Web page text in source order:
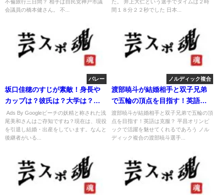
不倫旅行三日間？ 相手は自民党神戸市議
会議員の橋本健さん。 不...
た。 井上大仁という選手でタイムは２時
間１８分２２秒でした 日本...
バレー
坂口佳穂のすじが素敵！身長や
カップは？彼氏は？大学は？水
着画像！
Ads By Googleビーチの妖精と称された浅
尾美和さんはご存知ですね？現在は、現役
を引退し結婚・出産をしています。なんと
後継者がいる...
ノルディック複合
渡部暁斗が結婚相手と双子兄弟
で五輪の頂点を目指す！英語は
克服？
渡部暁斗が結婚相手と双子兄弟で五輪の頂
点を目指す！英語は克服？ 平昌オリンピ
ックで活躍を魅せてくれるであろう ノル
ディック複合の渡部暁斗選手...